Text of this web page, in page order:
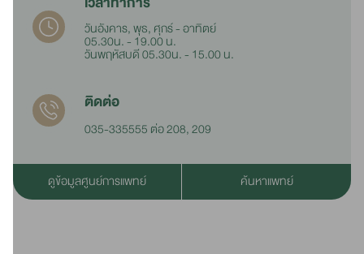
วันอังคาร, พุธ, ศุกร์ - อาทิตย์
05.30น. - 19.00 น.
วันพฤหัสบดี 05.30น. - 15.00 น.
ติดต่อ
035-335555 ต่อ 208, 209
ดูข้อมูลศูนย์การแพทย์ ค้นหาแพทย์